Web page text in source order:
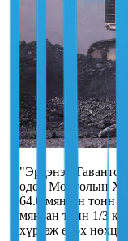
"Эрдэнэс
өдөр Монголын
64.0 мянган тонн
мянган тонн 1/3
хүргэж өгөх